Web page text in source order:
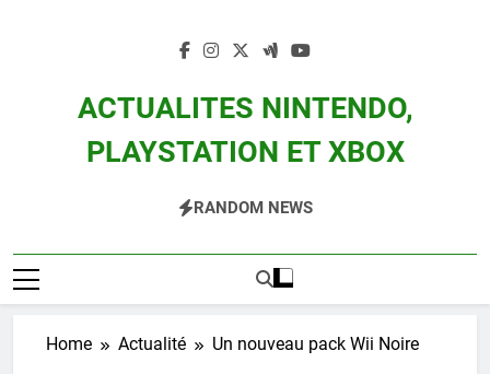
ACTUALITES NINTENDO,
PLAYSTATION ET XBOX
Zelda, Splatoon, Pokemon Entre Autres
RANDOM NEWS
Home Actualité Un nouveau pack Wii Noire